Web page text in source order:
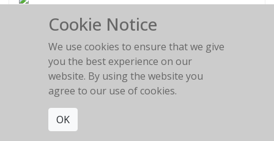
Crazy Flowers
Conception
Cookie Notice
We use cookies to ensure that we give
you the best experience on our
website. By using the website you
agree to our use of cookies.
OK